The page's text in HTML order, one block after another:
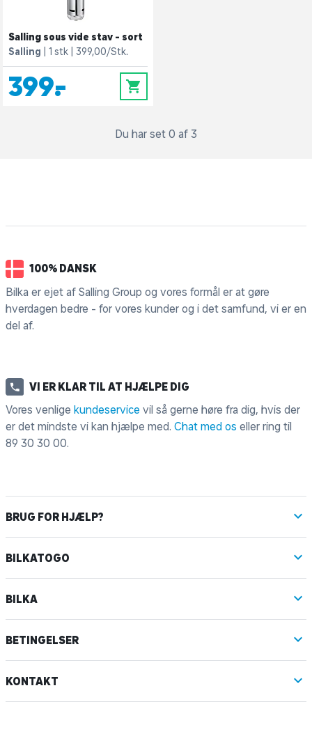
Salling sous vide stav - sort
Salling
1 stk 399,00/Stk.
399,- 0
Du har set 0 af 3
100% DANSK
Bilka er ejet af Salling Group og vores formål er at gøre
hverdagen bedre - for vores kunder og i det samfund, vi er en
del af.
VI ER KLAR TIL AT HJÆLPE DIG
Vores venlige kundeservice vil så gerne høre fra dig, hvis der
er det mindste vi kan hjælpe med. Chat med os eller ring til
89 30 30 00.
BRUG FOR HJÆLP?
BILKATOGO
BILKA
BETINGELSER
KONTAKT